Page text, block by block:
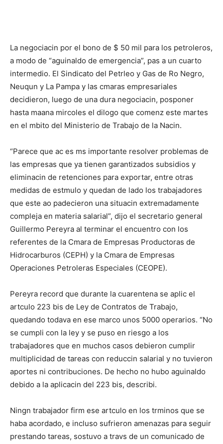
La negociacin por el bono de $ 50 mil para los petroleros,
a modo de “aguinaldo de emergencia”, pas a un cuarto
intermedio. El Sindicato del Petrleo y Gas de Ro Negro,
Neuqun y La Pampa y las cmaras empresariales
decidieron, luego de una dura negociacin, posponer
hasta maana mircoles el dilogo que comenz este martes
en el mbito del Ministerio de Trabajo de la Nacin.
“Parece que ac es ms importante resolver problemas de
las empresas que ya tienen garantizados subsidios y
eliminacin de retenciones para exportar, entre otras
medidas de estmulo y quedan de lado los trabajadores
que este ao padecieron una situacin extremadamente
compleja en materia salarial”, dijo el secretario general
Guillermo Pereyra al terminar el encuentro con los
referentes de la Cmara de Empresas Productoras de
Hidrocarburos (CEPH) y la Cmara de Empresas
Operaciones Petroleras Especiales (CEOPE).
Pereyra record que durante la cuarentena se aplic el
artculo 223 bis de Ley de Contratos de Trabajo,
quedando todava en ese marco unos 5000 operarios. “No
se cumpli con la ley y se puso en riesgo a los
trabajadores que en muchos casos debieron cumplir
multiplicidad de tareas con reduccin salarial y no tuvieron
aportes ni contribuciones. De hecho no hubo aguinaldo
debido a la aplicacin del 223 bis, describi.
Ningn trabajador firm ese artculo en los trminos que se
haba acordado, e incluso sufrieron amenazas para seguir
prestando tareas, sostuvo a travs de un comunicado de